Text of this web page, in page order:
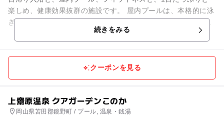
楽しめ、健康効果抜群の施設です。 屋内プールは、本格的に泳
ぎたい方から子供の水遊びまで幅広いリクエストにも応える施
続きをみる
クーポンを見る
上齋原温泉 クアガーデンこのか
岡山県苫田郡鏡野町 / プール, 温泉・銭湯